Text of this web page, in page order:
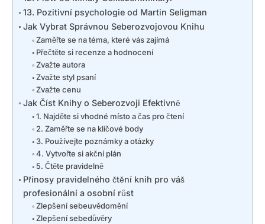
13. Pozitivní psychologie od Martin Seligman
Jak Vybrat Správnou Seberozvojovou Knihu
Zaměřte se na téma, které vás zajímá
Přečtěte si recenze a hodnocení
Zvažte autora
Zvažte styl psaní
Zvažte cenu
Jak Číst Knihy o Seberozvoji Efektivně
1. Najděte si vhodné místo a čas pro čtení
2. Zaměřte se na klíčové body
3. Používejte poznámky a otázky
4. Vytvořte si akční plán
5. Čtěte pravidelně
Přínosy pravidelného čtění knih pro váš
profesionální a osobní růst
Zlepšení sebeuvědomění
Zlepšení sebedůvěry